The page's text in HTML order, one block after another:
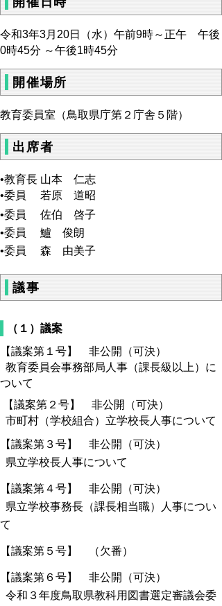
令和3年3月20日（水）午前9時～正午 午後
0時45分 ～午後1時45分
開催場所
教育委員室（鳥取県庁第２庁舎５階）
出席者
•教育長 山本 仁志
•委員 若原 道昭
•委員 佐伯 啓子
•委員 鱸 俊朗
•委員 森 由美子
議事
（１）議案
【議案第１号】 非公開（可決）
教育委員会事務部局人事（課長級以上）に
ついて
【議案第２号】 非公開（可決）
市町村（学校組合）立学校長人事について
【議案第３号】 非公開（可決）
県立学校長人事について
【議案第４号】 非公開（可決）
県立学校事務長（課長相当職）人事につい
て
【議案第５号】 （欠番）
【議案第６号】 非公開（可決）
令和３年度鳥取県教科用図書選定審議会委